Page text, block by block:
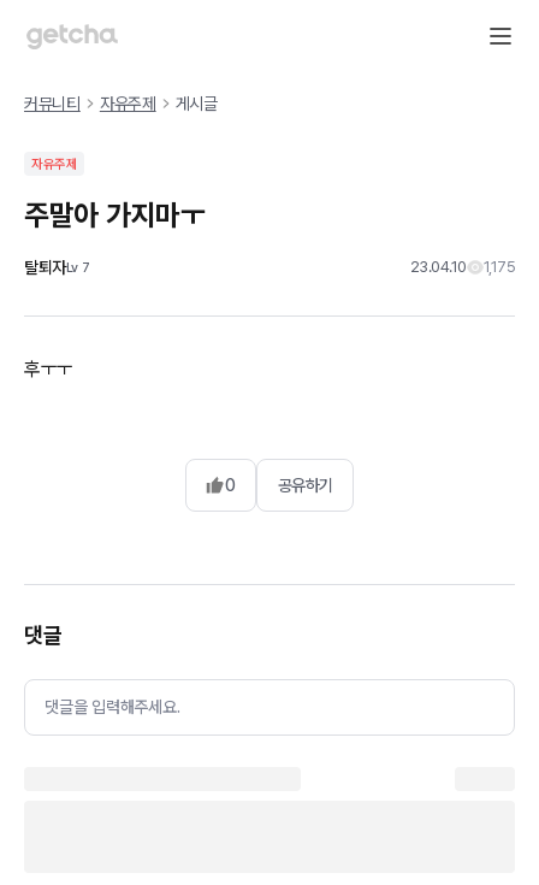
커뮤니티 자유주제 게시글
자유주제
주말아 가지마ㅜ
탈퇴자Lv 7 23.04.10 1,175
후ㅜㅜ
0 공유하기
댓글
댓글을 입력해주세요.